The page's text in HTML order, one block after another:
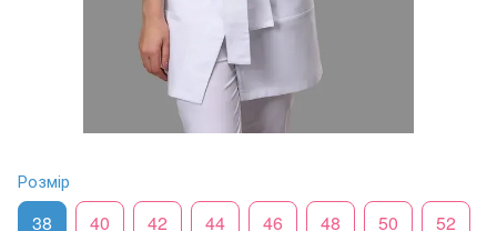
Розмір
38 40 42 44 46 48 50 52